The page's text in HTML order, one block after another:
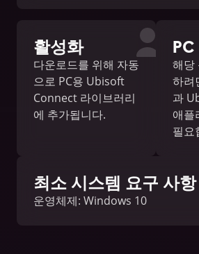
활성화
다운로드를 위해 자동
으로 PC용 Ubisoft
Connect 라이브러리
에 추가됩니다.
해당
하려
과
애플
필요
최소 시스템 요구 사항
운영체제: Windows 10